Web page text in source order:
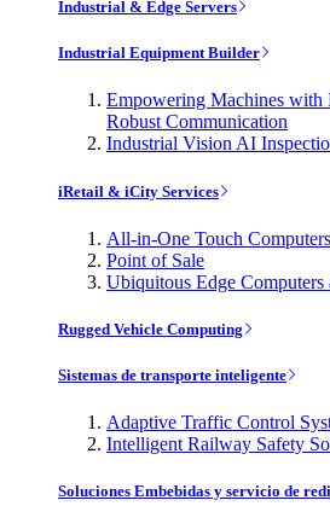
Industrial & Edge Servers
Industrial Equipment Builder
Empowering Machines
Robust Communication
Industrial Vision AI
iRetail & iCity Services
All-in-One Touch Computers
Point of Sale
Ubiquitous Edge Computers
Rugged Vehicle Computing
Sistemas de transporte inteligente
Adaptive Traffic Control
Intelligent Railway Safety
Soluciones Embebidas y servicio de